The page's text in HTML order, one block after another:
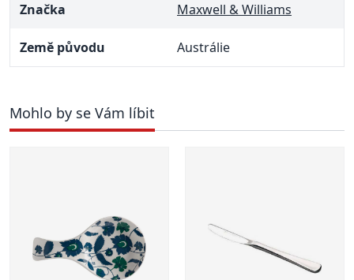
Značka Maxwell & Williams
Země původu Austrálie
Mohlo by se Vám líbit